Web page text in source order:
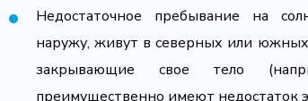
Недостаточное пребывание на
наружу, живут в северных или
закрывающие свое тело
преимущественно имеют недостаток